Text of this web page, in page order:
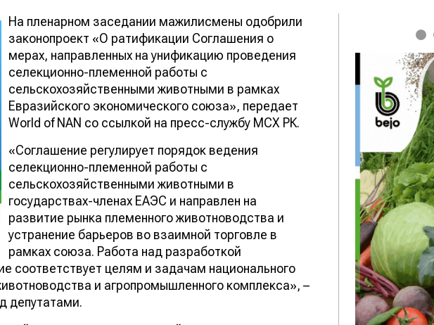
На пленарном заседании мажилисмены одобрили
законопроект «О ратификации Соглашения о
мерах, направленных на унификацию проведения
селекционно-племенной работы с
сельскохозяйственными животными в рамках
Евразийского экономического союза», передает
World of NAN со ссылкой на пресс-службу МСХ РК.
«Соглашение регулирует порядок ведения
селекционно-племенной работы с
сельскохозяйственными животными в
государствах-членах ЕАЭС и направлен на
развитие рынка племенного животноводства и
устранение барьеров во взаимной торговле в
рамках союза. Работа над разработкой
соответствует целям и задачам национального
и агропромышленного комплекса», –
депутатами.
1